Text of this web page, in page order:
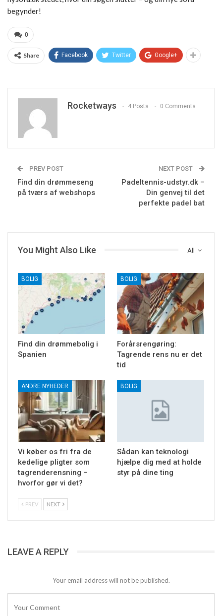
begynder!
0
Share Facebook Twitter Google+
Rocketways 4 Posts 0 Comments
PREV POST
Find din drømmeseng
på tværs af webshops
NEXT POST
Padeltennis-udstyr.dk –
Din genvej til det
perfekte padel bat
All
You Might Also Like
BOLIG
Find din drømmebolig i
Spanien
BOLIG
Forårsrengøring:
Tagrende rens nu er det
tid
ANDRE NYHEDER
Vi køber os fri fra de
kedelige pligter som
tagrenderensning –
hvorfor gør vi det?
BOLIG
Sådan kan teknologi
hjælpe dig med at holde
styr på dine ting
PREV NEXT
LEAVE A REPLY
Your email address will not be published.